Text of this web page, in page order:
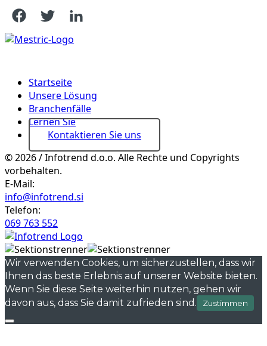
Startseite
Unsere Lösung
Branchenfälle
Lernen Sie
Kontaktieren Sie uns
© 2026 / Infotrend d.o.o. Alle Rechte und Copyrights
vorbehalten.
E-Mail:
info@infotrend.si
Telefon:
069 763 552
Wir verwenden Cookies, um sicherzustellen, dass wir
Ihnen das beste Erlebnis auf unserer Website bieten.
Wenn Sie diese Seite weiterhin nutzen, gehen wir
davon aus, dass Sie damit zufrieden sind.
Zustimmen